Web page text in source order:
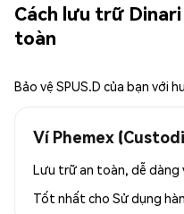
Cách lưu trữ Dinari
toàn
Bảo vệ SPUS.D của bạn với
Ví Phemex
Lưu trữ an toàn, dễ dàng
Tốt nhất cho Sử dụng